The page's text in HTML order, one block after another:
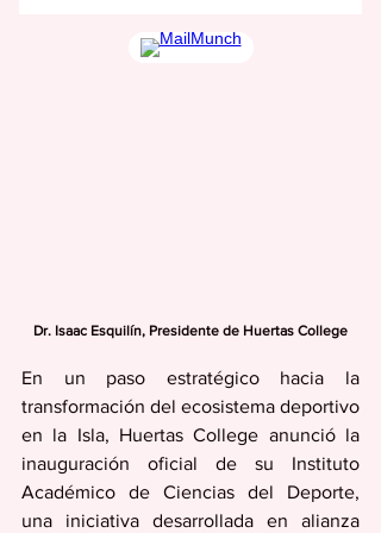
Dr. Isaac Esquilín, Presidente de Huertas College
En un paso estratégico hacia la
transformación del ecosistema deportivo
en la Isla, Huertas College anunció la
inauguración oficial de su Instituto
Académico de Ciencias del Deporte,
una iniciativa desarrollada en alianza